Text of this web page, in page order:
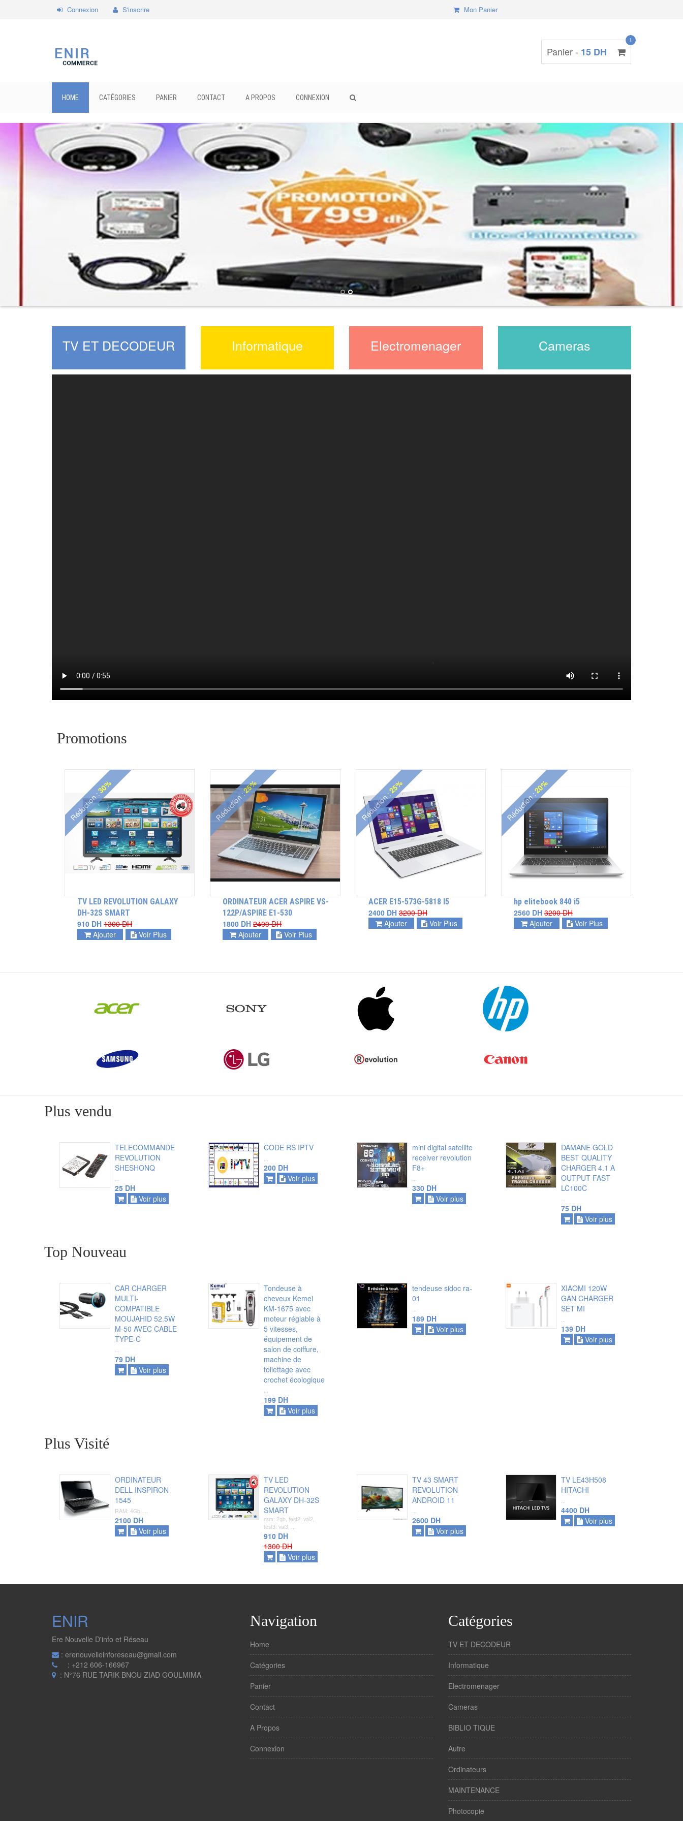
Connexion S'inscrire Mon Panier
Panier - 15 DH
1
HOME CATÉGORIES PANIER CONTACT A PROPOS CONNEXION
TV ET DECODEUR Informatique Electromenager Cameras
Promotions
Réduction :
30%
TV LED REVOLUTION GALAXY
DH-32S SMART
910 DH 1300 DH
Ajouter
Voir Plus
Réduction :
25%
ORDINATEUR ACER ASPIRE VS-
122P/ASPIRE E1-530
1800 DH 2400 DH
Ajouter
Voir Plus
Réduction :
25%
ACER E15-573G-5818 I5
2400 DH 3200 DH
Ajouter
Voir Plus
Réduction :
20%
hp elitebook 840 i5
2560 DH 3200 DH
Ajouter
Voir Plus
Plus vendu
TELECOMMANDE
REVOLUTION
SHESHONQ
...
25 DH
Voir plus
ajouter
CODE RS IPTV
...
200 DH
Voir plus
ajouter
mini digital satellite
receiver revolution
F8+
...
330 DH
Voir plus
ajouter
DAMANE GOLD
BEST QUALITY
CHARGER 4.1 A
OUTPUT FAST
LC100C
...
75 DH
Voir plus
Top Nouveau
CAR CHARGER
MULTI-
COMPATIBLE
MOUJAHID 52.5W
M-50 AVEC CABLE
TYPE-C
...
79 DH
Voir plus
ajouter
Tondeuse à
cheveux Kemei
KM-1675 avec
moteur réglable à
5 vitesses,
équipement de
salon de coiffure,
machine de
toilettage avec
crochet écologique
...
199 DH
Voir plus
ajouter
tendeuse sidoc ra-
01
...
189 DH
Voir plus
XIAOMI 120W
GAN CHARGER
SET MI
...
139 DH
Voir plus
Plus Visité
ajouter
ORDINATEUR
DELL INSPIRON
1545
RAM: 4Gb, ...
2100 DH
Voir plus
ajouter
TV LED
REVOLUTION
GALAXY DH-32S
SMART
ram: 2gb, test2: val2,
test3: val3, ...
910 DH
1300 DH
Voir plus
TV 43 SMART
REVOLUTION
ANDROID 11
...
2600 DH
Voir plus
TV LE43H508
HITACHI
...
4400 DH
Voir plus
ENIR
Ere Nouvelle D'info et Réseau
: erenouvelleinforeseau@gmail.com
: +212 606-166967
: N°76 RUE TARIK BNOU ZIAD GOULMIMA
Navigation
Home
Catégories
Panier
Contact
A Propos
Connexion
Catégories
TV ET DECODEUR
Informatique
Electromenager
Cameras
BIBLIO TIQUE
Autre
Ordinateurs
MAINTENANCE
Photocopie